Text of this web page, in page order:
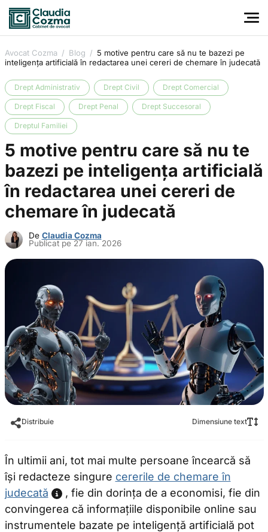
Avocat Cozma / Blog / 5 motive pentru care să nu te bazezi pe
inteligența artificială în redactarea unei cereri de chemare în judecată
Drept Administrativ Drept Civil Drept Comercial
Drept Fiscal Drept Penal Drept Succesoral
Dreptul Familiei
5 motive pentru care să nu te
bazezi pe inteligența artificială
în redactarea unei cereri de
chemare în judecată
De Claudia Cozma
Publicat pe 27 ian. 2026
Distribuie Dimensiune text
În ultimii ani, tot mai multe persoane încearcă să
își redacteze singure cererile de chemare în
judecată
, fie din dorința de a economisi, fie din
convingerea că informațiile disponibile online sau
instrumentele bazate pe inteligență artificială pot